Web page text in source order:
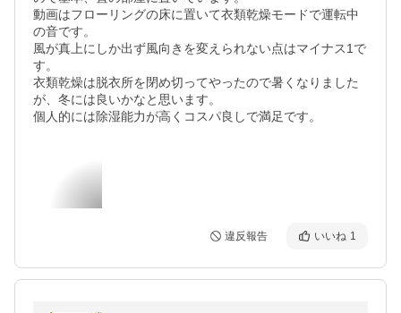
動画はフローリングの床に置いて衣類乾燥モードで運転中
の音です。
風が真上にしか出ず風向きを変えられない点はマイナス1で
す。
衣類乾燥は脱衣所を閉め切ってやったので暑くなりました
が、冬には良いかなと思います。
個人的には除湿能力が高くコスパ良しで満足です。
違反報告 いいね 1